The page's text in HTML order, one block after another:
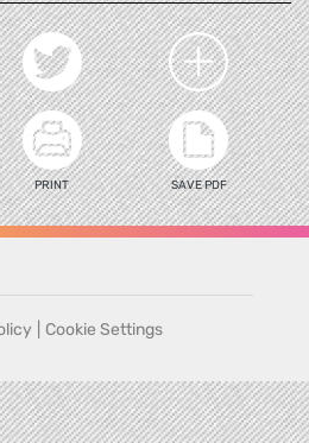
PRINT SAVE PDF
Cookie Settings